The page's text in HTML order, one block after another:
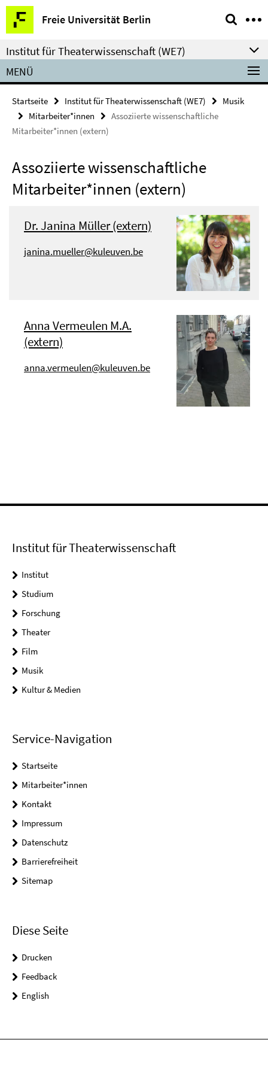
Springe
direkt
zu
Inhalt
Freie Universität Berlin
Service-
Navigation
Institut für Theaterwissenschaft (WE7)
MENÜ
Startseite Institut für Theaterwissenschaft (WE7)
Musik
Mitarbeiter*innen
Assoziierte wissenschaftliche
Mitarbeiter*innen (extern)
Assoziierte wissenschaftliche
Mitarbeiter*innen (extern)
Dr. Janina Müller (extern)
janina.mueller@kuleuven.be
Anna Vermeulen M.A.
(extern)
anna.vermeulen@kuleuven.be
Institut für Theaterwissenschaft
Institut
Studium
Forschung
Theater
Film
Musik
Kultur & Medien
Service-Navigation
Startseite
Mitarbeiter*innen
Kontakt
Impressum
Datenschutz
Barrierefreiheit
Sitemap
Diese Seite
Drucken
Feedback
English